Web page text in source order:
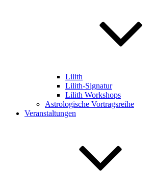
Lilith
Lilith-Signatur
Lilith Workshops
Astrologische Vortragsreihe
Veranstaltungen